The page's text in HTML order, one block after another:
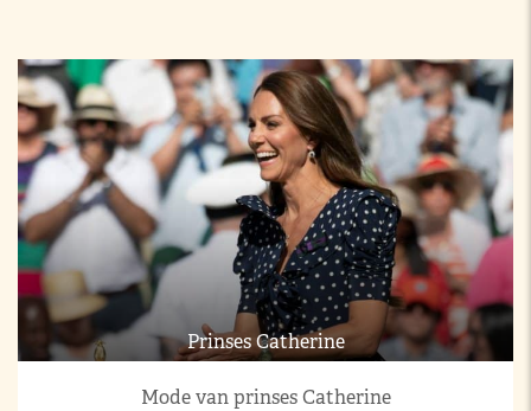
Prinses Catherine
Mode van prinses Catherine